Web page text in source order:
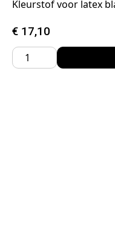
Kleurstof voor latex
€ 17,10